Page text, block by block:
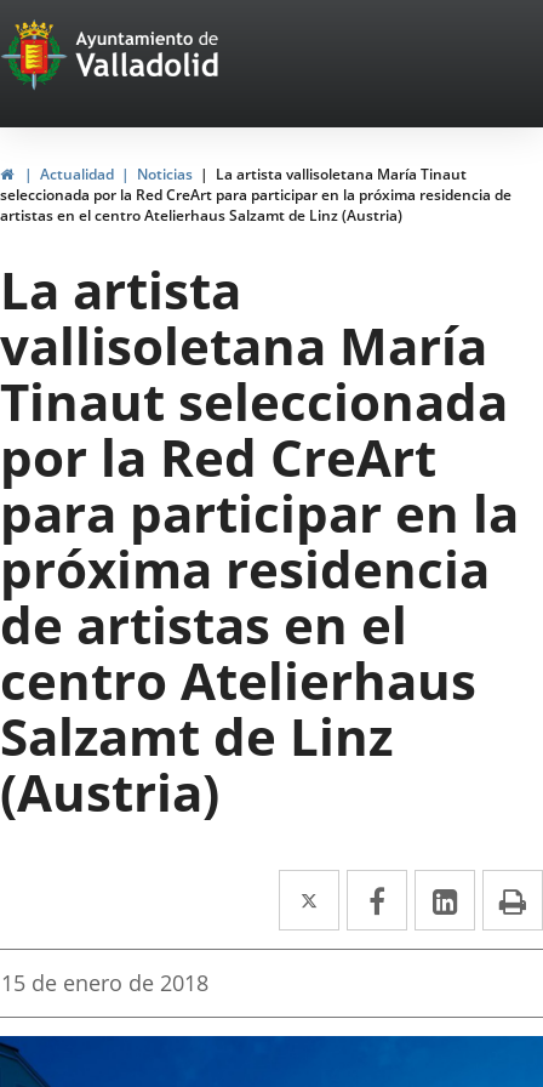
Portal
Web
del
Ayuntamiento
de
Valladolid
InicioActualidad Noticias
La artista vallisoletana María Tinaut
seleccionada por la Red CreArt para participar en la próxima residencia de
artistas en el centro Atelierhaus Salzamt de Linz (Austria)
La artista
vallisoletana María
Tinaut seleccionada
por la Red CreArt
para participar en la
próxima residencia
de artistas en el
centro Atelierhaus
Salzamt de Linz
(Austria)
Twitter
Enlace
a
aplicación
Facebook
Enlace
a
aplicación
Enlace
a
Fecha
la
noticia
15 de enero de 2018